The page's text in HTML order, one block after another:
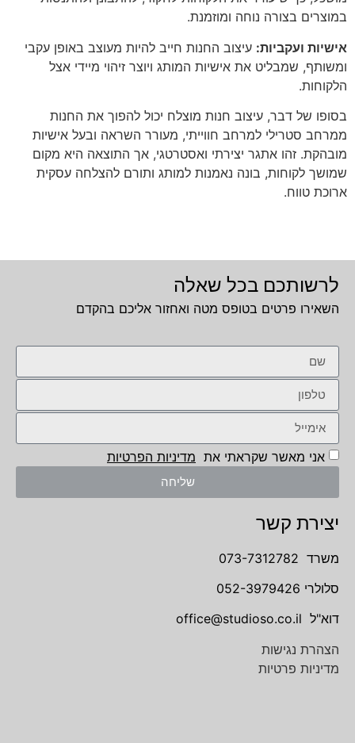
במוצרים בצורה נוחה ומוזמנת.
אישיות ועקביות: עיצוב החנות חייב להיות מעוצב באופן עקבי
ומשותף, שמבליט את אישיות המותג ויוצר זיהוי מיידי אצל
הלקוחות.
בסופו של דבר, עיצוב חנות מוצלח יכול להפוך את החנות
ממרחב סטרילי למרחב חווייתי, מעורר השראה ובעל אישיות
מובהקת. זהו אתגר יצירתי ואסטרטגי, אך התוצאה היא מקום
שמושך לקוחות, בונה נאמנות למותג ותורם להצלחה עסקית
ארוכת טווח.
לרשותכם בכל שאלה
השאירו פרטים בטופס מטה ואחזור אליכם בהקדם
אני מאשר שקראתי את מדיניות הפרטיות
שליחה
יצירת קשר
משרד 073-7312782
סלולרי 052-3979426
דוא"ל office@studioso.co.il
הצהרת נגישות
מדיניות פרטיות